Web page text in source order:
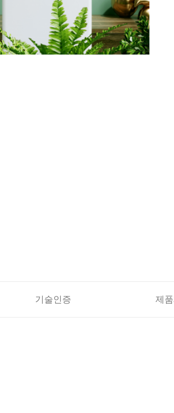
기술인증 제